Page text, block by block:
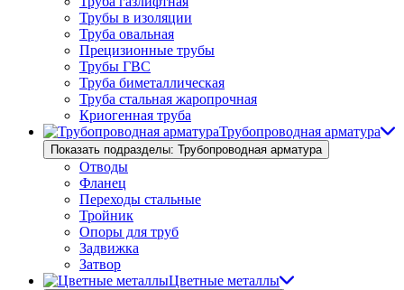
Трубы в изоляции
Труба овальная
Прецизионные трубы
Трубы ГВС
Труба биметаллическая
Труба стальная жаропрочная
Криогенная труба
Трубопроводная арматура
Показать подразделы: Трубопроводная арматура
Отводы
Фланец
Переходы стальные
Тройник
Опоры для труб
Задвижка
Затвор
Цветные металлы